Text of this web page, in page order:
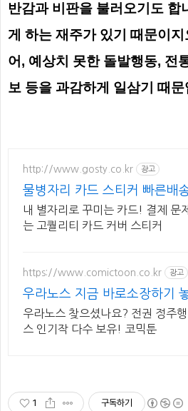
반감과 비판을 불러오기도 합
게 하는 재주가 있기 때문이지
어, 예상치 못한 돌발행동, 전
보 등을 과감하게 일삼기 때문
http://www.gosty.co.kr 광고
물병자리 카드 스티커 빠른배
쁜패키지,고급소재
내 별자리로 꾸미는 카드! 결제 문
는 고퀄리티 카드 커버 스티커
https://www.comictoon.co.kr 광고
우라노스 지금 바로소장하기
면 품절 판타지 전권세트
우라노스 찾으셨나요? 전권 정주
스 인기작 다수 보유! 코믹툰
1 구독하기